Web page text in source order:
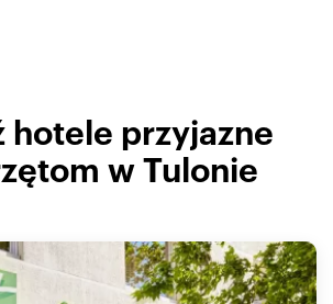
hotele przyjazne
w Tulonie